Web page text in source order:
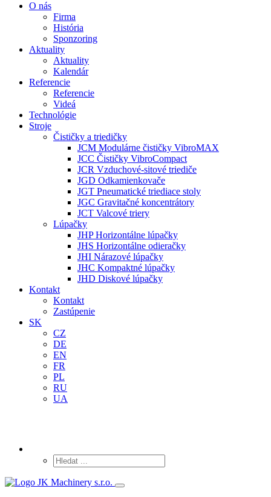
O nás
Firma
História
Sponzoring
Aktuality
Aktuality
Kalendár
Referencie
Referencie
Videá
Technológie
Stroje
Čističky a triedičky
JCM Modulárne čističky VibroMAX
JCC Čističky VibroCompact
JCR Vzduchové-sitové triediče
JGD Odkamienkovače
JGT Pneumatické triediace stoly
JGC Gravitačné koncentrátory
JCT Valcové triery
Lúpačky
JHP Horizontálne lúpačky
JHS Horizontálne odieračky
JHI Nárazové lúpačky
JHC Kompaktné lúpačky
JHD Diskové lúpačky
Kontakt
Kontakt
Zastúpenie
SK
CZ
DE
EN
FR
PL
RU
UA